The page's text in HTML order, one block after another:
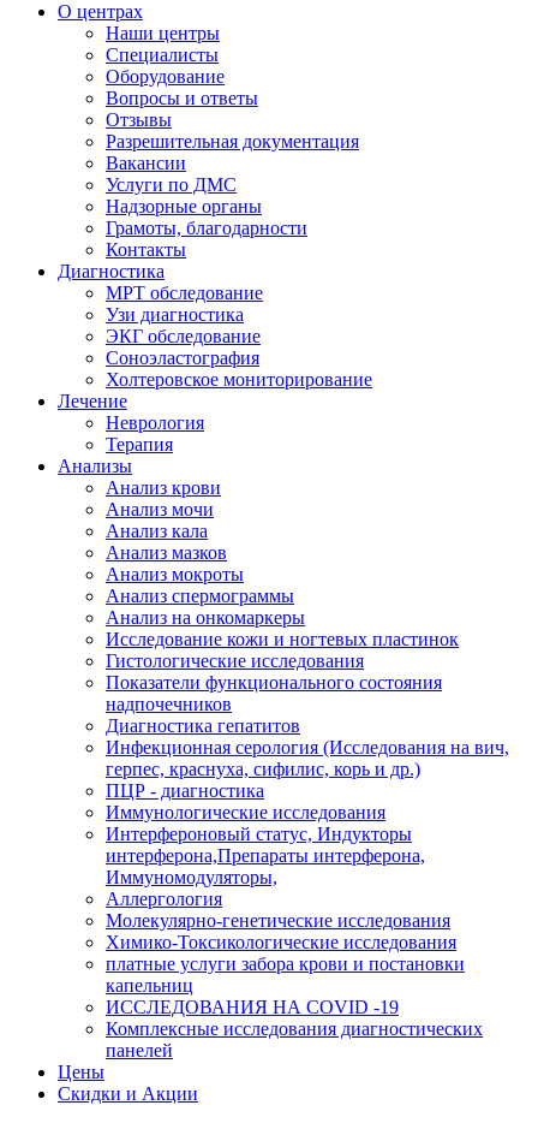
О центрах
Наши центры
Специалисты
Оборудование
Вопросы и ответы
Отзывы
Разрешительная документация
Вакансии
Услуги по ДМС
Надзорные органы
Грамоты, благодарности
Контакты
Диагностика
МРТ обследование
Узи диагностика
ЭКГ обследование
Соноэластография
Холтеровское мониторирование
Лечение
Неврология
Терапия
Анализы
Анализ крови
Анализ мочи
Анализ кала
Анализ мазков
Анализ мокроты
Анализ спермограммы
Анализ на онкомаркеры
Исследование кожи и ногтевых пластинок
Гистологические исследования
Показатели функционального состояния
надпочечников
Диагностика гепатитов
Инфекционная серология (Исследования на вич,
герпес, краснуха, сифилис, корь и др.)
ПЦР - диагностика
Иммунологические исследования
Интерфероновый статус, Индукторы
интерферона,Препараты интерферона,
Иммуномодуляторы,
Аллергология
Молекулярно-генетические исследования
Химико-Токсикологические исследования
платные услуги забора крови и постановки
капельниц
ИССЛЕДОВАНИЯ НА COVID -19
Комплексные исследования диагностических
панелей
Цены
Скидки и Акции